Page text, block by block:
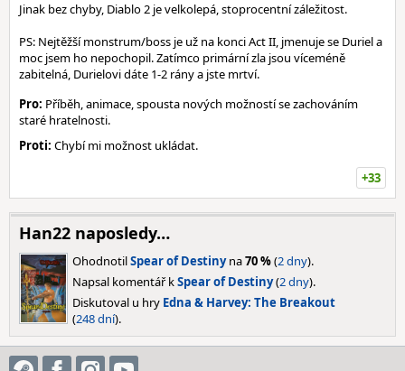
Jinak bez chyby, Diablo 2 je velkolepá, stoprocentní záležitost.
PS: Nejtěžší monstrum/boss je už na konci Act II, jmenuje se Duriel a
moc jsem ho nepochopil. Zatímco primární zla jsou víceméně
zabitelná, Durielovi dáte 1-2 rány a jste mrtví.
Pro: Příběh, animace, spousta nových možností se zachováním
staré hratelnosti.
Proti: Chybí mi možnost ukládat.
+33
Han22 naposledy…
OhodnotilSpear of Destinyna70 %(2 dny).
Napsal komentář kSpear of Destiny(2 dny).
Diskutoval u hry Edna & Harvey: The Breakout
(248 dní).